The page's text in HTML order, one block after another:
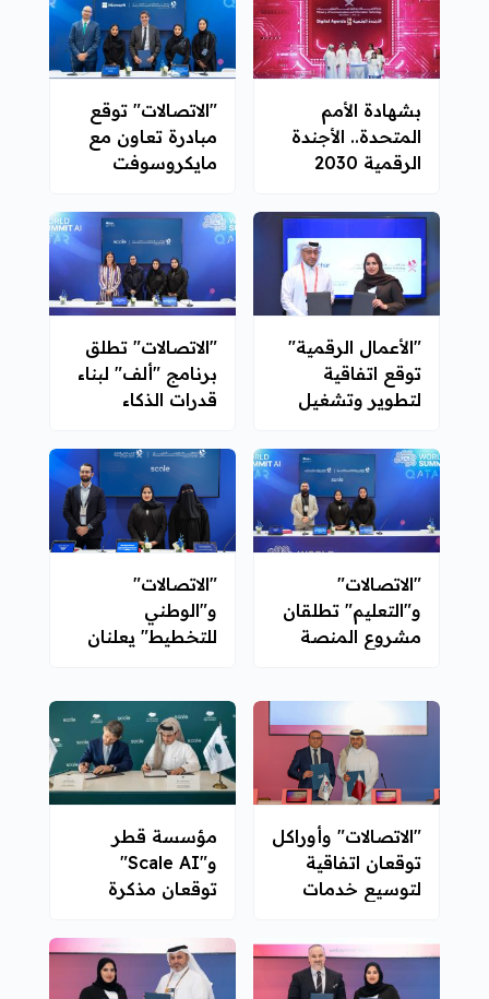
بشهادة الأمم
المتحدة.. الأجندة
الرقمية 2030
عالميًا
"الاتصالات" توقع
مبادرة تعاون مع
مايكروسوفت
"الأعمال الرقمية"
توقع اتفاقية
لتطوير وتشغيل
ابتكار
"الاتصالات" تطلق
برنامج "ألف" لبناء
قدرات الذكاء
الجهات الحكومية
"الاتصالات"
و"التعليم" تطلقان
مشروع المنصة
"الاتصالات"
و"الوطني
للتخطيط" يعلنان
المدعوم بالذكاء
الاصطناعي
"الاتصالات" وأوراكل
توقعان اتفاقية
لتوسيع خدمات
المخصصة
مؤسسة قطر
و"Scale AI"
توقعان مذكرة